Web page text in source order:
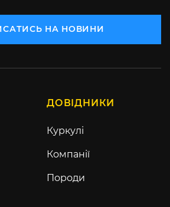
НА НОВИНИ
ДОВІДНИКИ
Куркулі
Компанії
Породи